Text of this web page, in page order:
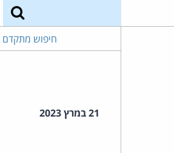
חיפוש מתקדם
21 במרץ 2023